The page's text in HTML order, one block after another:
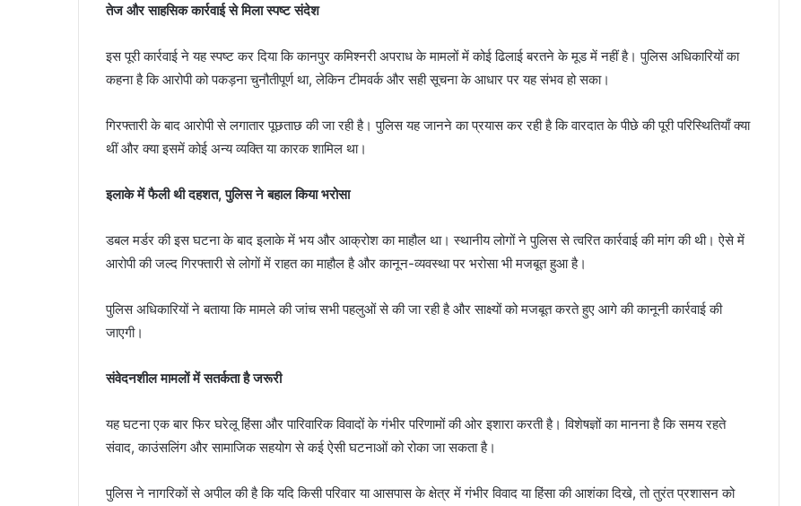
तेज और साहसिक कार्रवाई से मिला स्पष्ट संदेश
इस पूरी कार्रवाई ने यह स्पष्ट कर दिया कि कानपुर कमिश्नरी अपराध के मामलों में कोई ढिलाई बरतने के मूड में नहीं है। पुलिस अधिकारियों का
कहना है कि आरोपी को पकड़ना चुनौतीपूर्ण था, लेकिन टीमवर्क और सही सूचना के आधार पर यह संभव हो सका।
गिरफ्तारी के बाद आरोपी से लगातार पूछताछ की जा रही है। पुलिस यह जानने का प्रयास कर रही है कि वारदात के पीछे की पूरी परिस्थितियाँ क्या
थीं और क्या इसमें कोई अन्य व्यक्ति या कारक शामिल था।
इलाके में फैली थी दहशत, पुलिस ने बहाल किया भरोसा
डबल मर्डर की इस घटना के बाद इलाके में भय और आक्रोश का माहौल था। स्थानीय लोगों ने पुलिस से त्वरित कार्रवाई की मांग की थी। ऐसे में
आरोपी की जल्द गिरफ्तारी से लोगों में राहत का माहौल है और कानून-व्यवस्था पर भरोसा भी मजबूत हुआ है।
पुलिस अधिकारियों ने बताया कि मामले की जांच सभी पहलुओं से की जा रही है और साक्ष्यों को मजबूत करते हुए आगे की कानूनी कार्रवाई की
जाएगी।
संवेदनशील मामलों में सतर्कता है जरूरी
यह घटना एक बार फिर घरेलू हिंसा और पारिवारिक विवादों के गंभीर परिणामों की ओर इशारा करती है। विशेषज्ञों का मानना है कि समय रहते
संवाद, काउंसलिंग और सामाजिक सहयोग से कई ऐसी घटनाओं को रोका जा सकता है।
पुलिस ने नागरिकों से अपील की है कि यदि किसी परिवार या आसपास के क्षेत्र में गंभीर विवाद या हिंसा की आशंका दिखे, तो तुरंत प्रशासन को